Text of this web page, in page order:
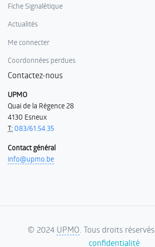
Fiche Signalétique
Actualités
Me connecter
Coordonnées perdues
Contactez-nous
UPMO
Quai de la Régence 28
4130 Esneux
T: 083/61.54.35
Contact général
info@upmo.be
© 2024 UPMO . Tous droits réservés.
confidentialité